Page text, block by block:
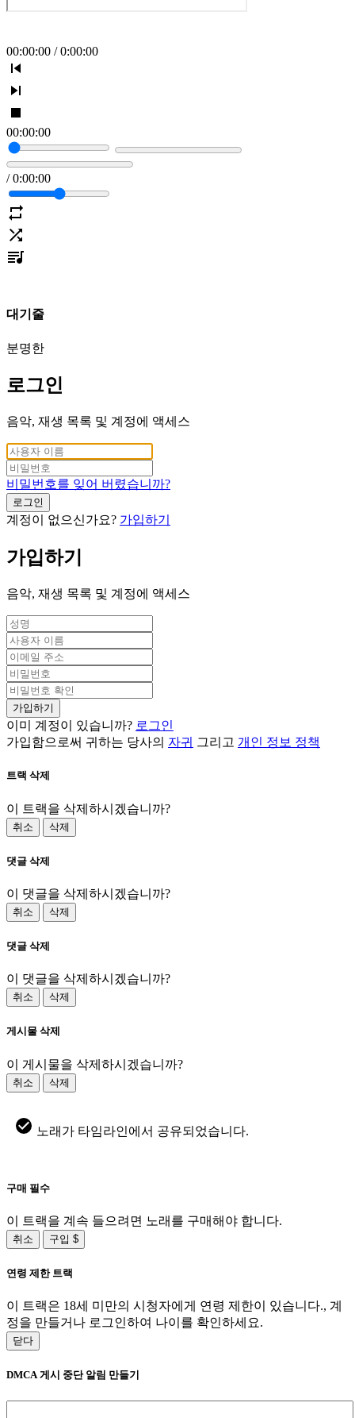
00:00:00 / 0:00:00
00:00:00
/ 0:00:00
대기줄
분명한
로그인
음악, 재생 목록 및 계정에 액세스
비밀번호를 잊어 버렸습니까?
로그인
계정이 없으신가요? 가입하기
가입하기
음악, 재생 목록 및 계정에 액세스
가입하기
이미 계정이 있습니까? 로그인
가입함으로써 귀하는 당사의 자귀 그리고 개인 정보 정책
트랙 삭제
이 트랙을 삭제하시겠습니까?
취소 삭제
댓글 삭제
이 댓글을 삭제하시겠습니까?
취소 삭제
댓글 삭제
이 댓글을 삭제하시겠습니까?
취소 삭제
게시물 삭제
이 게시물을 삭제하시겠습니까?
취소 삭제
노래가 타임라인에서 공유되었습니다.
구매 필수
이 트랙을 계속 들으려면 노래를 구매해야 합니다.
취소 구입 $
연령 제한 트랙
이 트랙은 18세 미만의 시청자에게 연령 제한이 있습니다., 계
정을 만들거나 로그인하여 나이를 확인하세요.
닫다
DMCA 게시 중단 알림 만들기